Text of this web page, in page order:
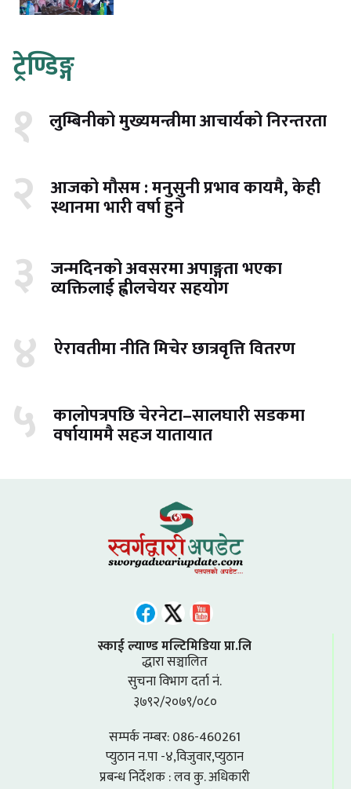
ट्रेण्डिङ्ग
१ लुम्बिनीको मुख्यमन्त्रीमा आचार्यको निरन्तरता
२ आजको मौसम : मनुसुनी प्रभाव कायमै, केही
स्थानमा भारी वर्षा हुने
३ जन्मदिनको अवसरमा अपाङ्गता भएका
व्यक्तिलाई ह्वीलचेयर सहयोग
४ ऐरावतीमा नीति मिचेर छात्रवृत्ति वितरण
५ कालोपत्रपछि चेरनेटा–सालघारी सडकमा
वर्षायाममै सहज यातायात
स्काई ल्याण्ड मल्टिमिडिया प्रा.लि
द्धारा सञ्चालित
सुचना विभाग दर्ता नं.
३७९२/२०७९/०८०
सम्पर्क नम्बर: 086-460261
प्युठान न.पा -४,विजुवार,प्युठान
प्रबन्ध निर्देशक : लव कु. अधिकारी